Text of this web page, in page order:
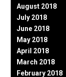
August 2018
July 2018
June 2018
May 2018
April 2018
March 2018
February 2018